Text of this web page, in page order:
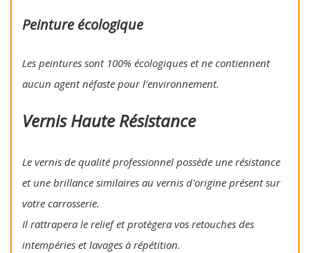
Peinture écologique
Les peintures sont 100% écologiques et ne contiennent
aucun agent néfaste pour l'environnement.
Vernis Haute Résistance
Le vernis de qualité professionnel possède une résistance
et une brillance similaires au vernis d'origine présent sur
votre carrosserie.
Il rattrapera le relief et protègera vos retouches des
intempéries et lavages à répétition.